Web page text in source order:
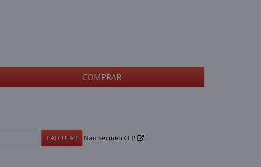
COMPRAR
CALCULAR
Não sei meu CEP